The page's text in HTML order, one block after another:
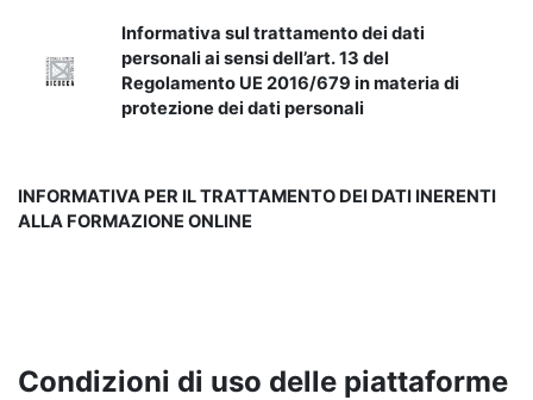
Informativa sul trattamento dei dati
personali ai sensi dell’art. 13 del
Regolamento UE 2016/679 in materia di
protezione dei dati personali
INFORMATIVA PER IL TRATTAMENTO DEI DATI INERENTI
ALLA FORMAZIONE ONLINE
Condizioni di uso delle piattaforme